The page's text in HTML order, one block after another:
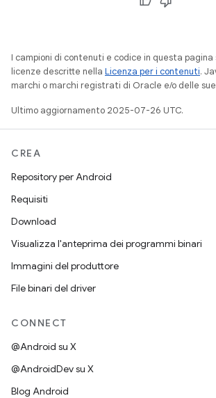
I campioni di contenuti e codice in questa pagina
licenze descritte nella Licenza per i contenuti.
marchi o marchi registrati di Oracle e/o delle
Ultimo aggiornamento 2025-07-26 UTC.
CREA
Repository per Android
Requisiti
Download
Visualizza l'anteprima dei programmi binari
Immagini del produttore
File binari del driver
CONNECT
@Android su X
@AndroidDev su X
Blog Android